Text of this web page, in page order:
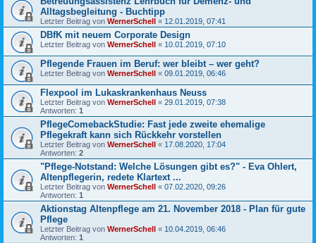
Alltagsbegleitung - Buchtipp
Letzter Beitrag von WernerSchell « 12.01.2019, 07:41
DBfK mit neuem Corporate Design
Letzter Beitrag von WernerSchell « 10.01.2019, 07:10
Pflegende Frauen im Beruf: wer bleibt – wer geht?
Letzter Beitrag von WernerSchell « 09.01.2019, 06:46
Flexpool im Lukaskrankenhaus Neuss
Letzter Beitrag von WernerSchell « 29.01.2019, 07:38
Antworten: 1
PflegeComebackStudie: Fast jede zweite ehemalige
Pflegekraft kann sich Rückkehr vorstellen
Letzter Beitrag von WernerSchell « 17.08.2020, 17:04
Antworten: 2
"Pflege-Notstand: Welche Lösungen gibt es?" - Eva Ohlert,
Altenpflegerin, redete Klartext ...
Letzter Beitrag von WernerSchell « 07.02.2020, 09:26
Antworten: 1
Aktionstag Altenpflege am 21. November 2018 - Plan für gute
Pflege
Letzter Beitrag von WernerSchell « 10.04.2019, 06:46
Antworten: 1